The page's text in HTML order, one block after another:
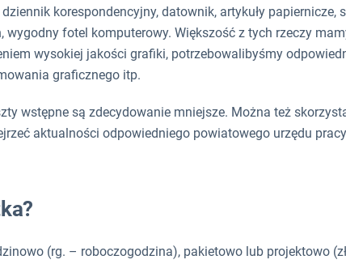
korespondencyjny, datownik, artykuły papiernicze,
wygodny fotel komputerowy. Większość z tych rzeczy
wysokiej jakości grafiki, potrzebowalibyśmy
graficznego itp.
wstępne są zdecydowanie mniejsze. Można też
aktualności odpowiedniego powiatowego urzędu
(rg. – roboczogodzina), pakietowo lub projektowo